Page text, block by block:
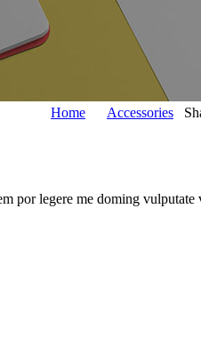
Home Accessories
por legere me doming vulputate